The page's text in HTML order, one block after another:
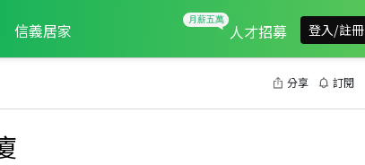
信義居家 人才招募 登入/註冊
分享 訂閱